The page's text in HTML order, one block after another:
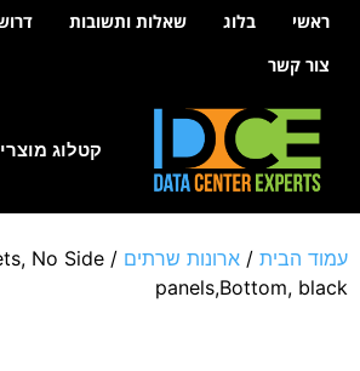
לתוכןראשי בלוג שאלות ותשובות
צור קשר
קטלוג
עמוד הבית / ארונות שרתים /
No Side
panels,Bottom, black